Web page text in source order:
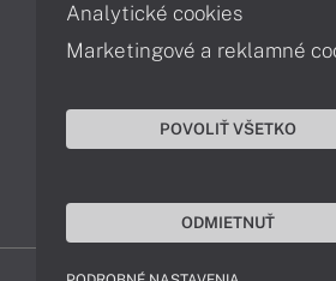
Kontakty
043 4224 771
Obchodné
Analytické cookies
Marketingové a reklamné
POVOLIŤ VŠETKO
ODMIETNUŤ